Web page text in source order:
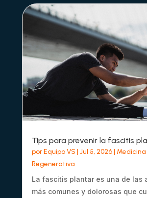
Tips para prevenir la fascitis
porEquipo VS | Jul 5, 2026| Medicina
Regenerativa
La fascitis plantar es una de las
más comunes y dolorosas que